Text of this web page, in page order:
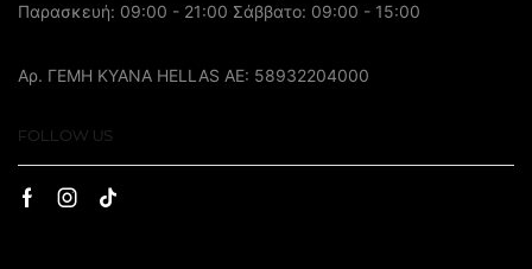
Παρασκευή: 09:00 - 21:00 Σάββατο: 09:00 - 15:00
Αρ. ΓΕΜΗ ΚΥΑΝΑ HELLAS AE: 58932204000
FOLLOW US